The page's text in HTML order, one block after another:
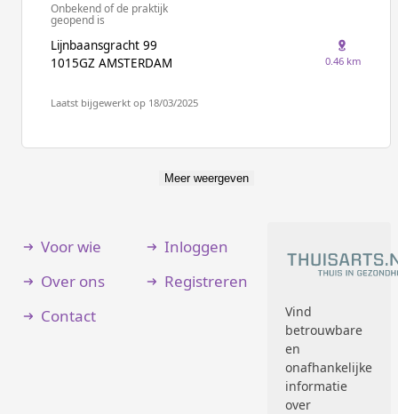
Onbekend of de praktijk
geopend is
Lijnbaansgracht 99
1015GZ AMSTERDAM
0.46 km
Laatst bijgewerkt op 18/03/2025
Meer weergeven
Voor wie
Over ons
Contact
Inloggen
Registreren
Vind
betrouwbare
en
onafhankelijke
informatie
over